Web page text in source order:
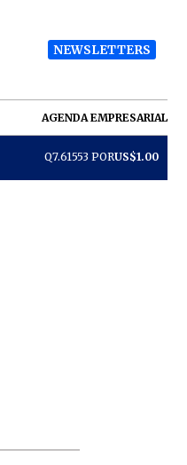
NEWSLETTERS
AGENDA EMPRESARIAL
Q7.61553 PORUS$1.00